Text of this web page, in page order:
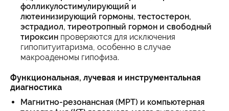
фолликулостимулирующий и
лютеинизирующий гормоны, тестостерон,
эстрадиол, тиреотропный гормон и свободный
тироксин проверяются для исключения
гипопитуитаризма, особенно в случае
макроаденомы гипофиза.
Функциональная, лучевая и инструментальная
диагностика
Магнитно-резонансная (МРТ) и компьютерная